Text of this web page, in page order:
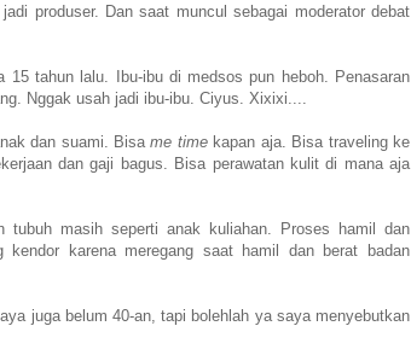
produser. Dan saat muncul sebagai moderator debat
tahun lalu. Ibu-ibu di medsos pun heboh. Penasaran
Nggak usah jadi ibu-ibu. Ciyus. Xixixi....
dan suami. Bisame timekapan aja. Bisa traveling ke
dan gaji bagus. Bisa perawatan kulit di mana aja
tubuh masih seperti anak kuliahan. Proses hamil dan
karena meregang saat hamil dan berat badan
juga belum 40-an, tapi bolehlah ya saya menyebutkan